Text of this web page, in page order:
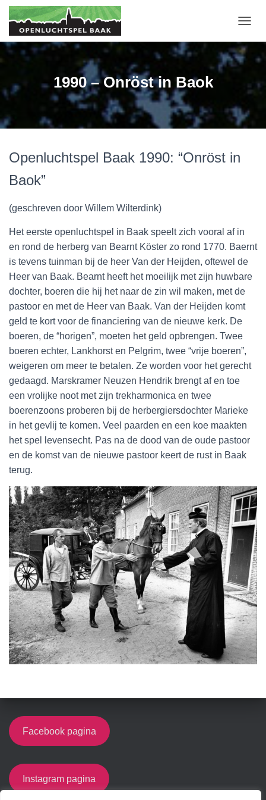
O
G
A
V
1990 – Onröst in Baok
Openluchtspel Baak 1990: “Onröst in
Baok”
(geschreven door Willem Wilterdink)
Het eerste openluchtspel in Baak speelt zich vooral af in
en rond de herberg van Bearnt Köster zo rond 1770. Baernt
is tevens tuinman bij de heer Van der Heijden, oftewel de
Heer van Baak. Bearnt heeft het moeilijk met zijn huwbare
dochter, boeren die hij het naar de zin wil maken, met de
pastoor en met de Heer van Baak. Van der Heijden komt
geld te kort voor de financiering van de nieuwe kerk. De
boeren, de “horigen”, moeten het geld opbrengen. Twee
boeren echter, Lankhorst en Pelgrim, twee “vrije boeren”,
weigeren om meer te betalen. Ze worden voor het gerecht
gedaagd. Marskramer Neuzen Hendrik brengt af en toe
een vrolijke noot met zijn trekharmonica en twee
boerenzoons proberen bij de herbergiersdochter Marieke
in het gevlij te komen. Veel paarden en een koe maakten
het spel levensecht. Pas na de dood van de oude pastoor
en de komst van de nieuwe pastoor keert de rust in Baak
terug.
Facebook pagina
Instagram pagina